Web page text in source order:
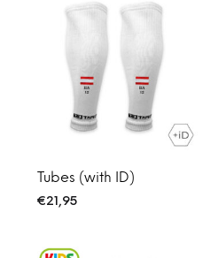
Tubes (with ID)
€21,95